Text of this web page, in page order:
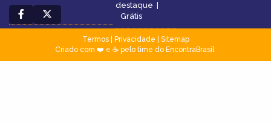
destaque
Grátis
Termos| Privacidade
Sitemap
Criado com ❤️ e ☕ pelo time do EncontraBrasil